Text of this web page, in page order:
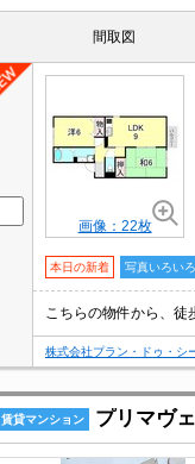
間取図
画像：22枚
本日の新着 写真いろいろ
株式会社プラン・ドゥ・シ
賃貸マンション プリマヴ